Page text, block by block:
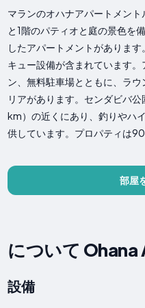
マランのオハナアパートメン
と1階のパティオと庭の景色を
したアパートメントがありま
キュー設備が含まれています
ン、無料駐車場とともに、ラ
リアがあります。センダビバ
km）の近くにあり、釣りやハ
供しています。プロパティは90
部屋
について
設備